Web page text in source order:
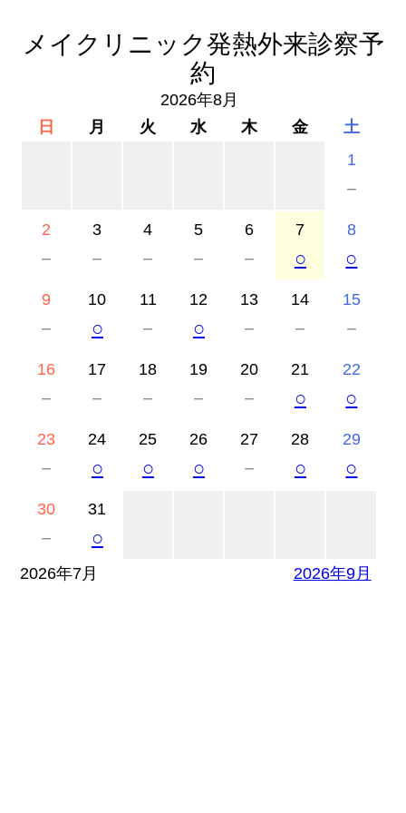
メイクリニック発熱外来診察予
約
2026年8月
日
月 火 水 木 金
土
1
－
2
－
3
－
4
－
5
－
6
－
7
○
8
○
9
－
10
○
11
－
12
○
13
－
14
－
15
－
16
－
17
－
18
－
19
－
20
－
21
○
22
○
23
－
24
○
25
○
26
○
27
－
28
○
29
○
30
－
31
○
2026年7月 2026年9月